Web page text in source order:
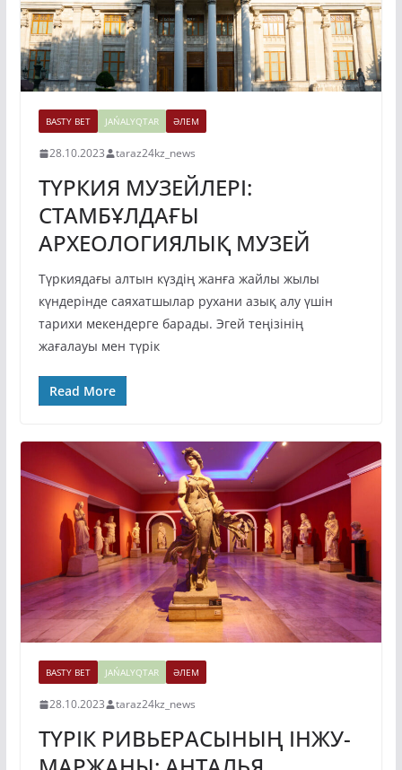
BASTY BET JAŃALYQTAR ӘЛЕМ
28.10.2023 taraz24kz_news
ТҮРКИЯ МУЗЕЙЛЕРІ:
СТАМБҰЛДАҒЫ
АРХЕОЛОГИЯЛЫҚ МУЗЕЙ
Түркиядағы алтын күздің жанға жайлы жылы
күндерінде саяхатшылар рухани азық алу үшін
тарихи мекендерге барады. Эгей теңізінің
жағалауы мен түрік
Read More
BASTY BET JAŃALYQTAR ӘЛЕМ
28.10.2023 taraz24kz_news
ТҮРІК РИВЬЕРАСЫНЫҢ ІНЖУ-